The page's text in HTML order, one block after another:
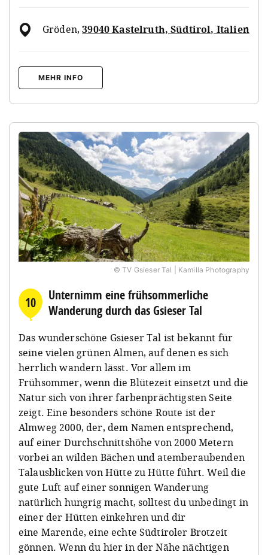
Gröden,39040 Kastelruth, Südtirol, Italien
MEHR INFO
© TV Gsieser Tal | Kamilla Photography
10
Unternimm eine frühsommerliche
Wanderung durch das Gsieser Tal
Das wunderschöne Gsieser Tal ist bekannt für
seine vielen grünen Almen, auf denen es sich
herrlich wandern lässt. Vor allem im
Frühsommer, wenn die Blütezeit einsetzt und die
Natur sich von ihrer farbenprächtigsten Seite
zeigt. Eine besonders schöne Route ist der
Almweg 2000, der, dem Namen entsprechend,
auf einer Durchschnittshöhe von 2000 Metern
vorbei an wilden Bächen und atemberaubenden
Talausblicken von Hütte zu Hütte führt. Weil die
gute Luft auf einer sonnigen Wanderung
natürlich hungrig macht, solltest du unbedingt in
einer der Hütten einkehren und dir
eine Marende, eine echte Südtiroler Brotzeit
gönnen. Wenn du hier in der Nähe nächtigen